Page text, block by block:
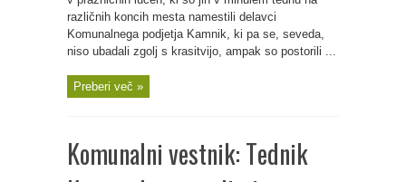
različnih koncih mesta namestili delavci
Komunalnega podjetja Kamnik, ki pa se, seveda,
niso ubadali zgolj s krasitvijo, ampak so postorili ...
Preberi več »
Komunalni vestnik: Tednik